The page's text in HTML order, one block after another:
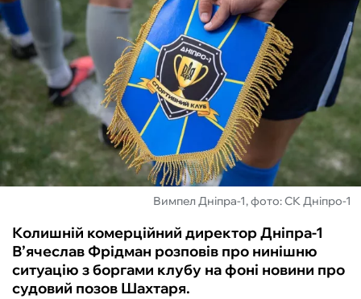
ЧС-2026
ФУТЗАЛ
ІНШІ
БУКМЕКЕРИ
Вимпел Дніпра-1, фото: СК Дніпро-1
Колишній комерційний директор Дніпра-1
В’ячеслав Фрідман розповів про нинішню
ситуацію з боргами клубу на фоні новини про
судовий позов Шахтаря.